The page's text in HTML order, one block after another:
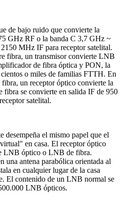
de bajo ruido que convierte la
GHz RF o la banda C 3,7 GHz ~
MHz IF para receptor satelital.
fibra, un transmisor convierte LNB
de fibra óptica y PON, la
o miles de familias FTTH. En
un receptor óptico convierte la
fibra se convierte en salida IF de 950
satelital.
desempeña el mismo papel que el
en casa. El receptor óptico
LNB óptico o LNB de fibra.
una antena parabólica orientada al
en cualquier lugar de la casa
El contenido de un LNB normal se
LNB ópticos.